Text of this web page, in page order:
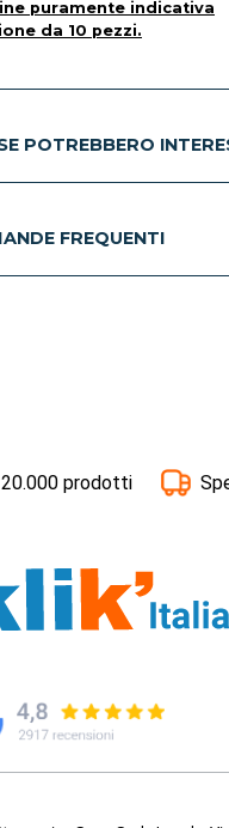
puramente indicativa
da 10 pezzi.
POTREBBERO
FREQUENTI
20.000 prodotti